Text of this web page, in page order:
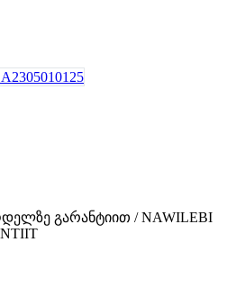
გარანტიით / NAWILEBI